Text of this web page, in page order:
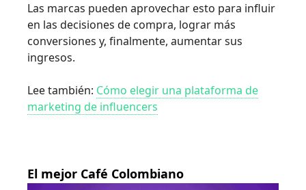
Las marcas pueden aprovechar esto para influir
en las decisiones de compra, lograr más
conversiones y, finalmente, aumentar sus
ingresos.
Lee también: Cómo elegir una plataforma de
marketing de influencers
El mejor Café Colombiano